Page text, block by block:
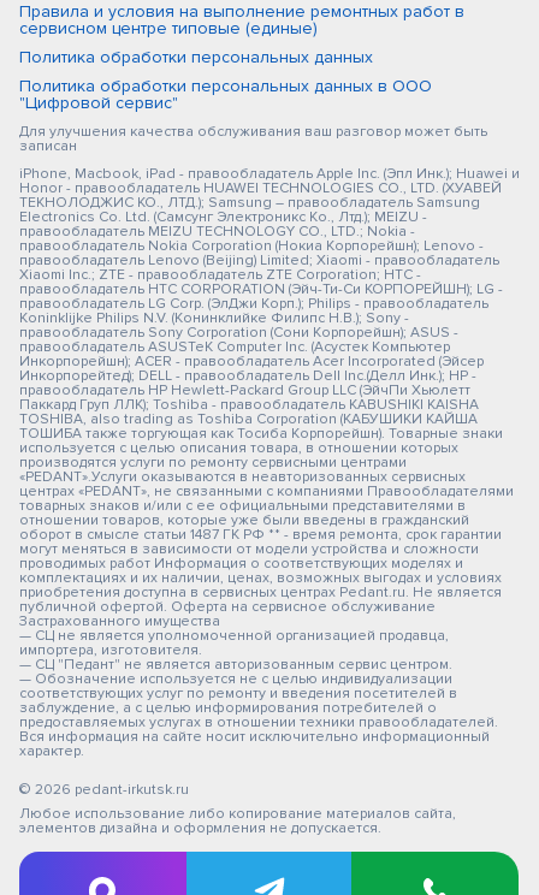
Правила и условия на выполнение ремонтных работ в
сервисном центре типовые (единые)
Политика обработки персональных данных
Политика обработки персональных данных в ООО
"Цифровой сервис"
Для улучшения качества обслуживания ваш разговор может быть
записан
iPhone, Macbook, iPad - правообладатель Apple Inc. (Эпл Инк.); Huawei и
Honor - правообладатель HUAWEI TECHNOLOGIES CO., LTD. (ХУАВЕЙ
ТЕКНОЛОДЖИС КО., ЛТД.); Samsung – правообладатель Samsung
Electronics Co. Ltd. (Самсунг Электроникс Ко., Лтд.); MEIZU -
правообладатель MEIZU TECHNOLOGY CO., LTD.; Nokia -
правообладатель Nokia Corporation (Нокиа Корпорейшн); Lenovo -
правообладатель Lenovo (Beijing) Limited; Xiaomi - правообладатель
Xiaomi Inc.; ZTE - правообладатель ZTE Corporation; HTC -
правообладатель HTC CORPORATION (Эйч-Ти-Си КОРПОРЕЙШН); LG -
правообладатель LG Corp. (ЭлДжи Корп.); Philips - правообладатель
Koninklijke Philips N.V. (Конинклийке Филипс Н.В.); Sony -
правообладатель Sony Corporation (Сони Корпорейшн); ASUS -
правообладатель ASUSTeK Computer Inc. (Асустек Компьютер
Инкорпорейшн); ACER - правообладатель Acer Incorporated (Эйсер
Инкорпорейтед); DELL - правообладатель Dell Inc.(Делл Инк.); HP -
правообладатель HP Hewlett-Packard Group LLC (ЭйчПи Хьюлетт
Паккард Груп ЛЛК); Toshiba - правообладатель KABUSHIKI KAISHA
TOSHIBA, also trading as Toshiba Corporation (КАБУШИКИ КАЙША
ТОШИБА также торгующая как Тосиба Корпорейшн). Товарные знаки
используется с целью описания товара, в отношении которых
производятся услуги по ремонту сервисными центрами
«PEDANT».Услуги оказываются в неавторизованных сервисных
центрах «PEDANT», не связанными с компаниями Правообладателями
товарных знаков и/или с ее официальными представителями в
отношении товаров, которые уже были введены в гражданский
оборот в смысле статьи 1487 ГК РФ ** - время ремонта, срок гарантии
могут меняться в зависимости от модели устройства и сложности
проводимых работ Информация о соответствующих моделях и
комплектациях и их наличии, ценах, возможных выгодах и условиях
приобретения доступна в сервисных центрах Pedant.ru. Не является
публичной офертой. Оферта на сервисное обслуживание
Застрахованного имущества
— СЦ не является уполномоченной организацией продавца,
импортера, изготовителя.
— СЦ "Педант" не является авторизованным сервис центром.
— Обозначение используется не с целью индивидуализации
соответствующих услуг по ремонту и введения посетителей в
заблуждение, а с целью информирования потребителей о
предоставляемых услугах в отношении техники правообладателей.
Вся информация на сайте носит исключительно информационный
характер.
© 2026 pedant-irkutsk.ru
Любое использование либо копирование материалов сайта,
элементов дизайна и оформления не допускается.